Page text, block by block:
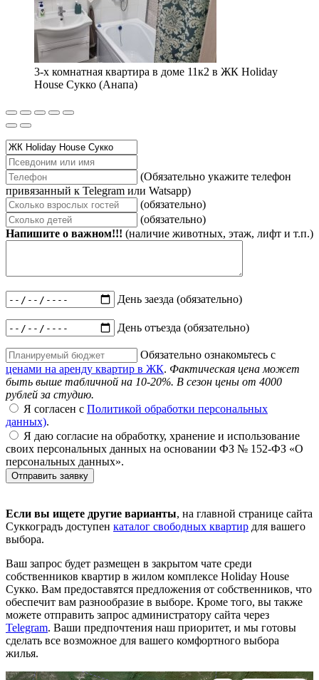
3-х комнатная квартира в доме 11к2 в ЖК Holiday
House Сукко (Анапа)
(Обязательно укажите телефон
привязанный к Telegram или Watsapp)
(обязательно)
(обязательно)
Напишите о важном!!! (наличие животных, этаж, лифт и т.п.)
День заезда (обязательно)
День отъезда (обязательно)
Обязательно ознакомьтесь с
ценами на аренду квартир в ЖК. Фактическая цена может
быть выше табличной на 10-20%. В сезон цены от 4000
рублей за студию.
Я согласен с Политикой обработки персональных
данных).
Я даю согласие на обработку, хранение и использование
своих персональных данных на основании ФЗ № 152-ФЗ «О
персональных данных».
Отправить заявку
Если вы ищете другие варианты, на главной странице сайта
Суккоградъ доступен каталог свободных квартир для вашего
выбора.
Ваш запрос будет размещен в закрытом чате среди
собственников квартир в жилом комплексе Holiday House
Сукко. Вам предоставятся предложения от собственников, что
обеспечит вам разнообразие в выборе. Кроме того, вы также
можете отправить запрос администратору сайта через
Telegram. Ваши предпочтения наш приоритет, и мы готовы
сделать все возможное для вашего комфортного выбора
жилья.